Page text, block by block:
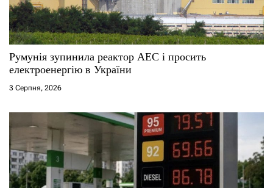
Румунія зупинила реактор АЕС і просить
електроенергію в України
3 Серпня, 2026